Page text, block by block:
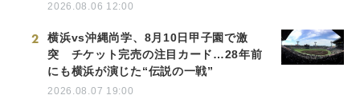
2026.08.06 12:00
2
横浜vs沖縄尚学、8月10日甲子園で激
突 チケット完売の注目カード…28年前
にも横浜が演じた“伝説の一戦”
2026.08.07 19:00